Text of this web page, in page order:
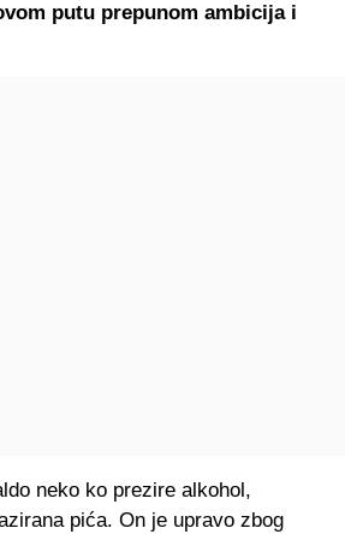
putu prepunom ambicija i
neko ko prezire alkohol,
pića. On je upravo zbog